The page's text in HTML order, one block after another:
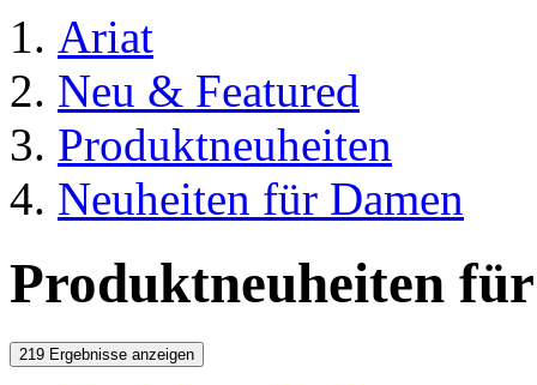
Ariat
Neu & Featured
Produktneuheiten
Neuheiten für Damen
Produktneuheiten
219 Ergebnisse anzeigen